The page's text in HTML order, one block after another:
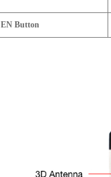
EN Button